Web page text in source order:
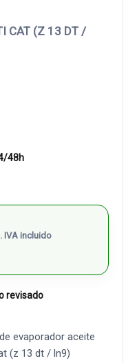
CAT (Z 13 DT /
48h
IVA incluido
revisado
evaporador aceite
(z 13 dt / ln9)